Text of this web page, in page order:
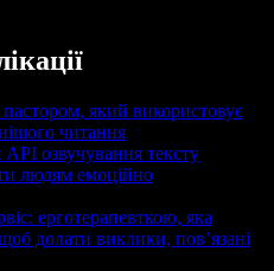
який використовує
читання
озвучування тексту
людям емоційно
ерготерапевткою, яка
долати виклики, пов’язані